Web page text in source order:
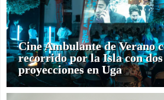
Cine Ambulante de Verano
recorrido por la Isla con dos
proyecciones en Uga